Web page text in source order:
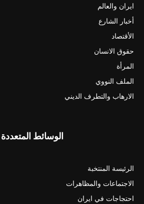
ايران والعالم
أخبار الشارع
الأقتصاد
حقوق الانسان
المرأة
الملف النووي
الارهاب والتطرف الديني
الوسائط المتعددة
الرئيسة المنتخبة
الاجتماعات والمظاهرات
احتجاجات في ايران